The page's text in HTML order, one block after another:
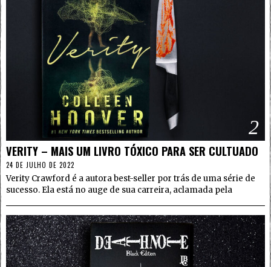
2
VERITY – MAIS UM LIVRO TÓXICO PARA SER CULTUADO
24 DE JULHO DE 2022
Verity Crawford é a autora best-seller por trás de uma série de
sucesso. Ela está no auge de sua carreira, aclamada pela